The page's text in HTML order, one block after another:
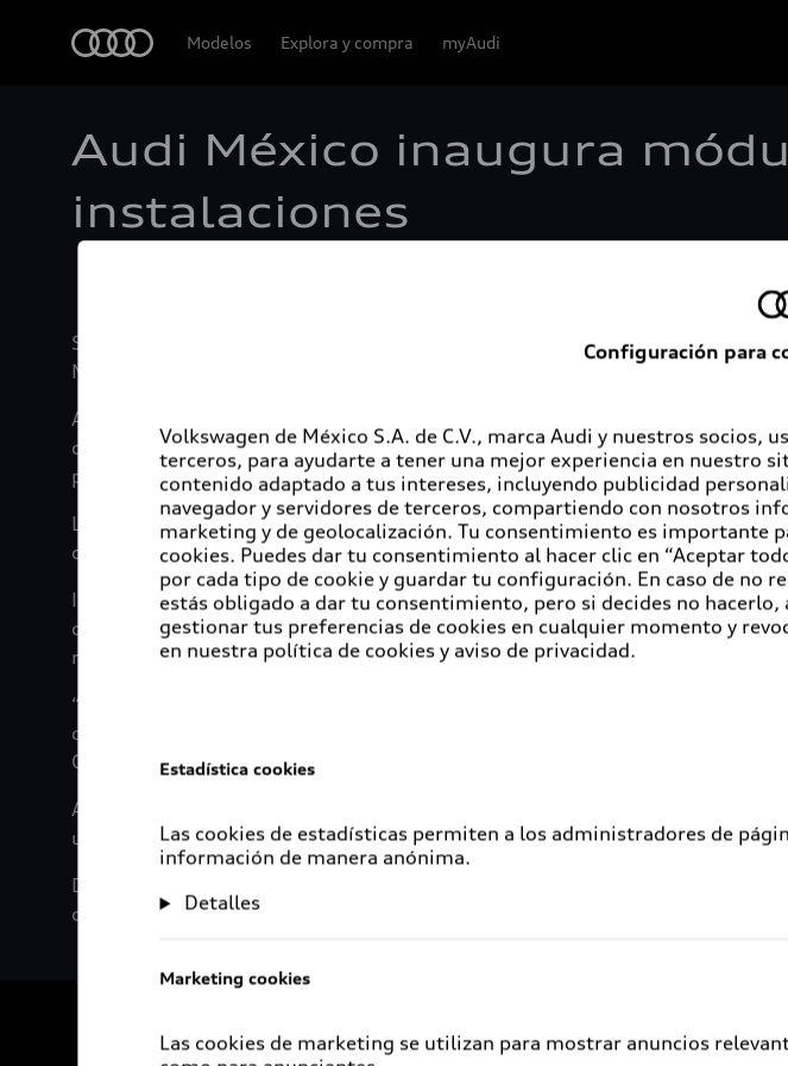
Modelos Explora y compra myAudi
Audi México inaugura
instalaciones
San José Chiapa, Puebla, 11 de octubre de 2018. – El Instituto del Fondo
México. Con este tipo de acciones Audi México, como empleador atractivo,
Audi México al igual que el Instituto del Fondo Nacional de la Vivienda para
colaboradores, sus familias y comunidades a lo largo de su vida laboral. El
patrimonio y mejoren su calidad de vida.
Los colaboradores de Audi México podrán realizar su trámite INFONAVIT
capacitada sobre todos los procesos relativos al ahorro y crédito.
INFONAVIT además de realizar este convenio de colaboración con Audi
consiste en presentarle al personal que labora en la planta, las más
remodelación, esto con la finalidad de ofrecer las mejores opciones que
“Tenemos un objetivo muy claro: ser una empresa cada vez más atractiva.
oportunidades a sus colaboradores que les permitan construir su
Organización de Audi México.
A dos años de su inauguración la empresa se posiciona en el cuarto lugar
universitarios de México.
Desde su llegada a San José Chiapa la marca de los cuatro aros ha
crecimiento de la región.
Configuración para
Volkswagen de México S.A. de C.V., marca Audi y nuestros
terceros, para ayudarte a tener una mejor experiencia en nuestro
contenido adaptado a tus intereses, incluyendo publicidad
navegador y servidores de terceros, compartiendo con nosotros
marketing y de geolocalización. Tu consentimiento es importante
cookies. Puedes dar tu consentimiento al hacer clic en “Aceptar
por cada tipo de cookie y guardar tu configuración. En caso de no
estás obligado a dar tu consentimiento, pero si decides no
gestionar tus preferencias de cookies en cualquier momento y
en nuestra política de cookies y aviso de privacidad.
Estadística cookies
Las cookies de estadísticas permiten a los administradores de
información de manera anónima.
Detalles
Marketing cookies
Las cookies de marketing se utilizan para mostrar anuncios